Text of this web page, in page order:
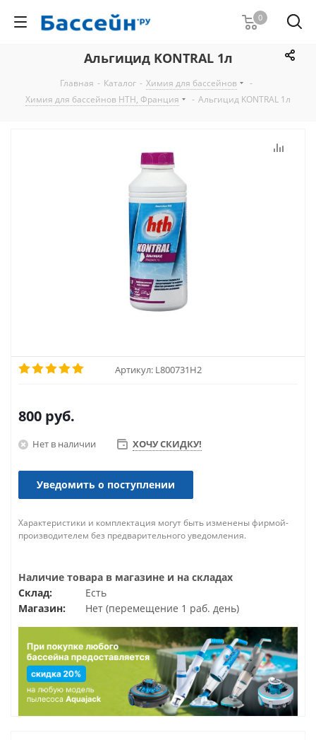
0
Альгицид KONTRAL 1л
Главная - Каталог - Химия для бассейнов
-
Химия для бассейнов HTH, Франция
- Альгицид KONTRAL 1л
Артикул: L800731H2
800 руб.
Нет в наличии ХОЧУ СКИДКУ!
Уведомить о поступлении
Характеристики и комплектация могут быть изменены фирмой-
производителем без предварительного уведомления.
Наличие товара в магазине и на складах
Склад:
Есть
Магазин:
Нет (перемещение 1 раб. день)